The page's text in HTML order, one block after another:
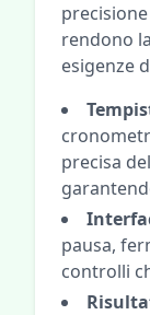
rendono
esigenze
precisa
pausa,
controlli